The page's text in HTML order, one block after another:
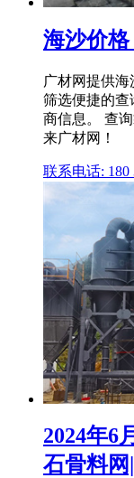
海沙价格
广材网提供
筛选便捷的查
商信息。 查
来广材网！
联系电话: 180
2024年6
石骨料网